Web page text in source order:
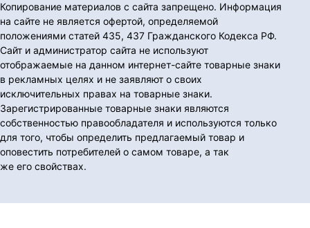
Копирование материалов с сайта запрещено. Информация
на сайте не является офертой, определяемой
положениями статей 435, 437 Гражданского Кодекса РФ.
Сайт и администратор сайта не используют
отображаемые на данном интернет-сайте товарные знаки
в рекламных целях и не заявляют о своих
исключительных правах на товарные знаки.
Зарегистрированные товарные знаки являются
собственностью правообладателя и используются только
для того, чтобы определить предлагаемый товар и
оповестить потребителей о самом товаре, а так
же его свойствах.